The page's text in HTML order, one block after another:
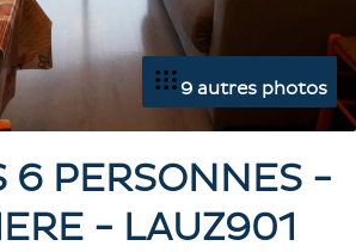
9 autres photos
6 PERSONNES -
- LAUZ901